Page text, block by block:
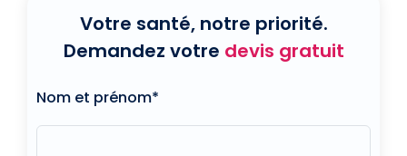
Votre santé, notre priorité.
Demandez votre devis gratuit
Nom et prénom*